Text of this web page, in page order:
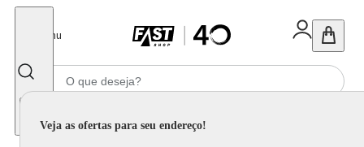
Menu
Veja as ofertas para seu endereço!